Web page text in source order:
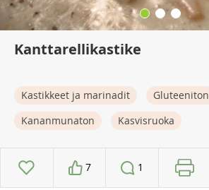
Kanttarellikastike
Kastikkeet ja marinadit Gluteeniton
Kananmunaton
Kasvisruoka
7 1